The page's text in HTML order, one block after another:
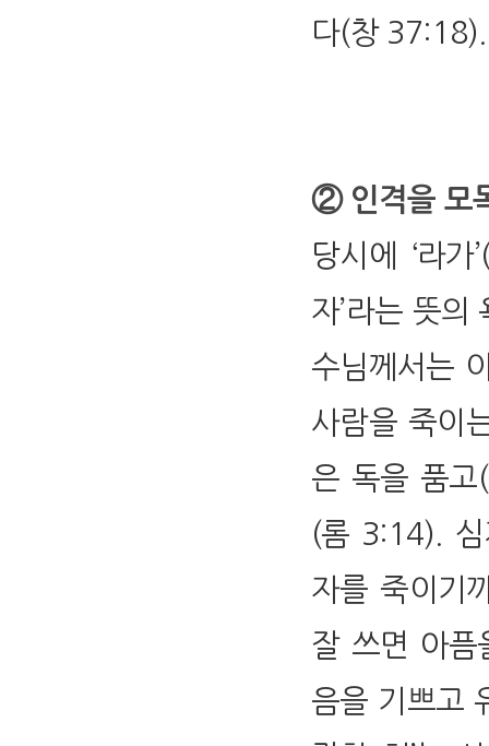
다(창
② 인격을 모
당시에 ‘라
자’라는 뜻의
수님께서는
사람을 죽이
은 독을 품고
(롬 3:14). 심
자를 죽이기
잘 쓰면 아
음을 기쁘고